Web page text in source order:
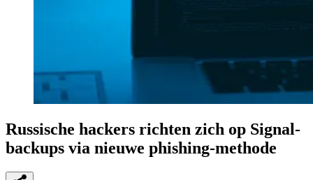
Russische hackers richten zich op Signal-
backups via nieuwe phishing-methode